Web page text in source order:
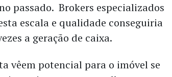
passado. Brokers especializados
escala e qualidade conseguiria
a geração de caixa.
vêem potencial para o imóvel se